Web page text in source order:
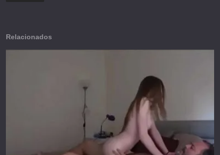
Relacionados